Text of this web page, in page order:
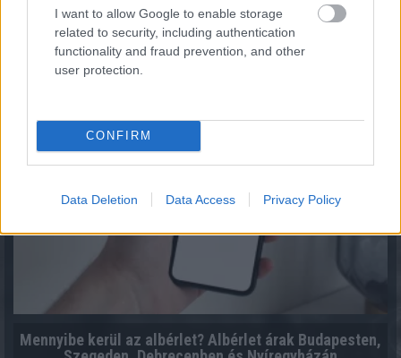
I want to allow Google to enable storage
related to security, including authentication
functionality and fraud prevention, and other
user protection.
CONFIRM
Data Deletion Data Access Privacy Policy
Így használd jól a TikTokot utazástervezéshez
2026.08.06. 11:34
Mennyibe kerül az albérlet? Albérlet árak Budapesten,